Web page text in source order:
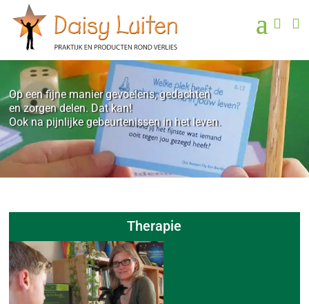
 
Op een fijne manier gevoelens, gedachten
en zorgen delen. Dat kan!
Ook na pijnlijke gebeurtenissen in het leven.
Therapie